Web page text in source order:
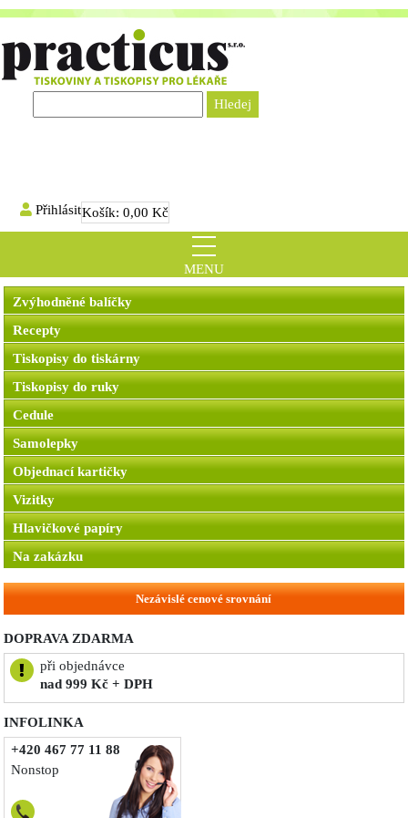
PřihlásitKošík:0,00 Kč
MENU
Zvýhodněné balíčky
Recepty
Tiskopisy do tiskárny
Tiskopisy do ruky
Cedule
Samolepky
Objednací kartičky
Vizitky
Hlavičkové papíry
Na zakázku
Nezávislé cenové srovnání
DOPRAVA ZDARMA
při objednávce
nad 999 Kč + DPH
INFOLINKA
+420 467 77 11 88
Nonstop